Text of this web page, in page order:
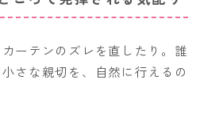
ーテンのズレを直したり。誰
さな親切を、自然に行えるの